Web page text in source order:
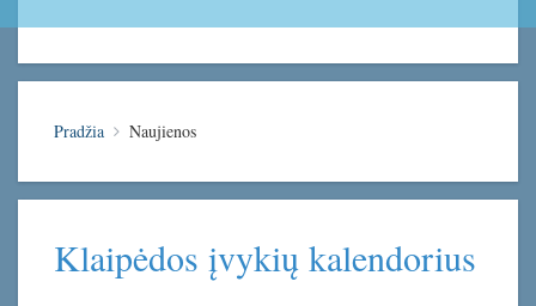
Pradžia Naujienos
Klaipėdos įvykių kalendorius